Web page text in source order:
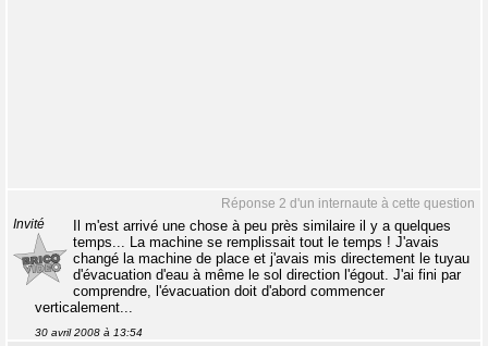
Réponse 2 d'un internaute à cette question
Invité
Il m'est arrivé une chose à peu près similaire il y a quelques
temps... La machine se remplissait tout le temps ! J'avais
changé la machine de place et j'avais mis directement le tuyau
d'évacuation d'eau à même le sol direction l'égout. J'ai fini par
comprendre, l'évacuation doit d'abord commencer
verticalement...
30 avril 2008 à 13:54